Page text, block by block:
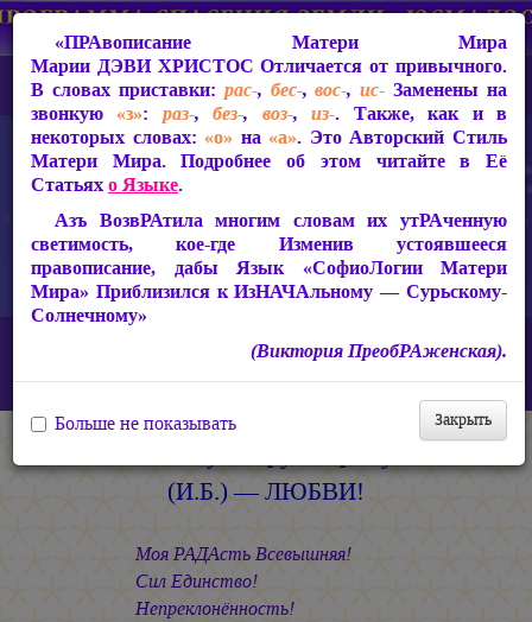
СакРАльная Поэзия Матери Мира
БагаСоитие
Иоанну-Петру Второму (И.Б.) — ЛЮБВИ!
(И.Б.) — ЛЮБВИ!
Моя РАДАсть Всевышняя!
Сил Единство!
Непреклонённость!
«ПРАвописание Матери Мира
Марии ДЭВИ ХРИСТОС Отличается от привычного.
В словах приставки: рас-, бес-,вос-,ис- Заменены на
звонкую «з»: раз-,без-, воз-,из-. Также, как и в
некоторых словах: «о» на «а». Это Авторский Стиль
Матери Мира. Подробнее об этом читайте в Её
Статьяхо Языке.
Азъ ВозвРАтила многим словам их утРАченную
светимость, кое-где Изменив устоявшееся
правописание, дабы Язык «СофиоЛогии Матери
Мира» Приблизился к ИзНАЧАльному — Сурьскому-
Солнечному»
(Виктория ПреобРАженская).
Закрыть
Больше не показывать